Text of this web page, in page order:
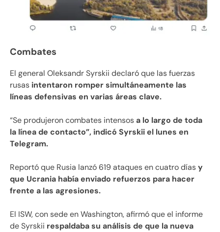
Combates
El general Oleksandr Syrskii declaró que las fuerzas
rusas intentaron romper simultáneamente las
líneas defensivas en varias áreas clave.
“Se produjeron combates intensosa lo largo de toda
la línea de contacto”, indicó Syrskii el lunes en
Telegram.
Reportó que Rusia lanzó 619 ataques en cuatro díasy
que Ucrania había enviado refuerzos para hacer
frente a las agresiones.
El ISW, con sede en Washington, afirmó que el informe
de Syrskii respaldaba su análisis de que la nueva